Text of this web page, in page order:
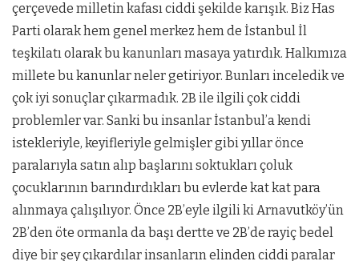
çerçevede milletin kafası ciddi şekilde karışık. Biz Has
Parti olarak hem genel merkez hem de İstanbul İl
teşkilatı olarak bu kanunları masaya yatırdık. Halkımıza
millete bu kanunlar neler getiriyor. Bunları inceledik ve
çok iyi sonuçlar çıkarmadık. 2B ile ilgili çok ciddi
problemler var. Sanki bu insanlar İstanbul’a kendi
istekleriyle, keyifleriyle gelmişler gibi yıllar önce
paralarıyla satın alıp başlarını soktukları çoluk
çocuklarının barındırdıkları bu evlerde kat kat para
alınmaya çalışılıyor. Önce 2B’eyle ilgili ki Arnavutköy’ün
2B’den öte ormanla da başı dertte ve 2B’de rayiç bedel
diye bir şey çıkardılar insanların elinden ciddi paralar